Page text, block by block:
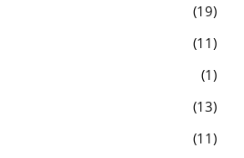
19
11
1
13
11